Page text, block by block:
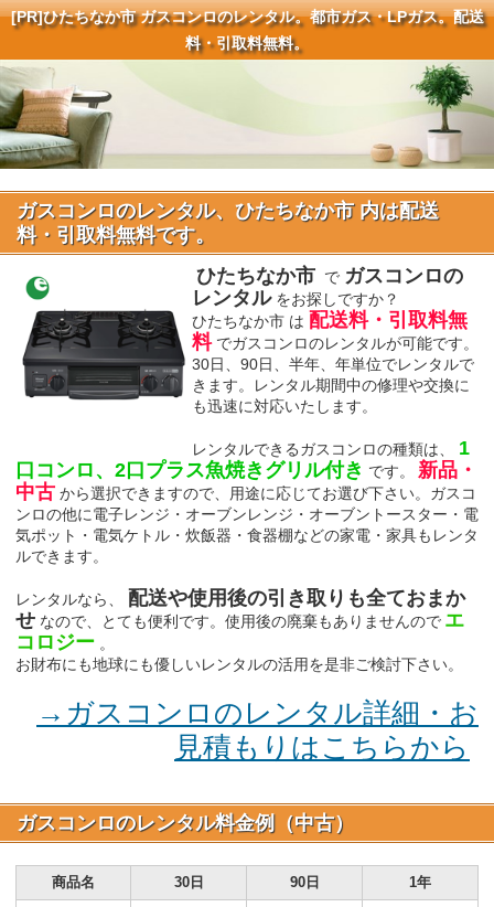
[PR]ひたちなか市 ガスコンロのレンタル。都市ガス・LPガス。配送
料・引取料無料。
ガスコンロのレンタル、ひたちなか市 内は配送
料・引取料無料です。
ひたちなか市 で ガスコンロの
レンタル をお探しですか？
ひたちなか市 は 配送料・引取料無
料 でガスコンロのレンタルが可能です。
30日、90日、半年、年単位でレンタルで
きます。レンタル期間中の修理や交換に
も迅速に対応いたします。
レンタルできるガスコンロの種類は、
1
口コンロ、2口プラス魚焼きグリル付き です。
新品・
中古 から選択できますので、用途に応じてお選び下さい。ガスコ
ンロの他に電子レンジ・オーブンレンジ・オーブントースター・電
気ポット・電気ケトル・炊飯器・食器棚などの家電・家具もレンタ
ルできます。
レンタルなら、
配送や使用後の引き取りも全ておまか
せ なので、とても便利です。使用後の廃棄もありませんので エ
コロジー 。
お財布にも地球にも優しいレンタルの活用を是非ご検討下さい。
→ガスコンロのレンタル詳細・お
見積もりはこちらから
ガスコンロのレンタル料金例（中古）
商品名 30日 90日 1年